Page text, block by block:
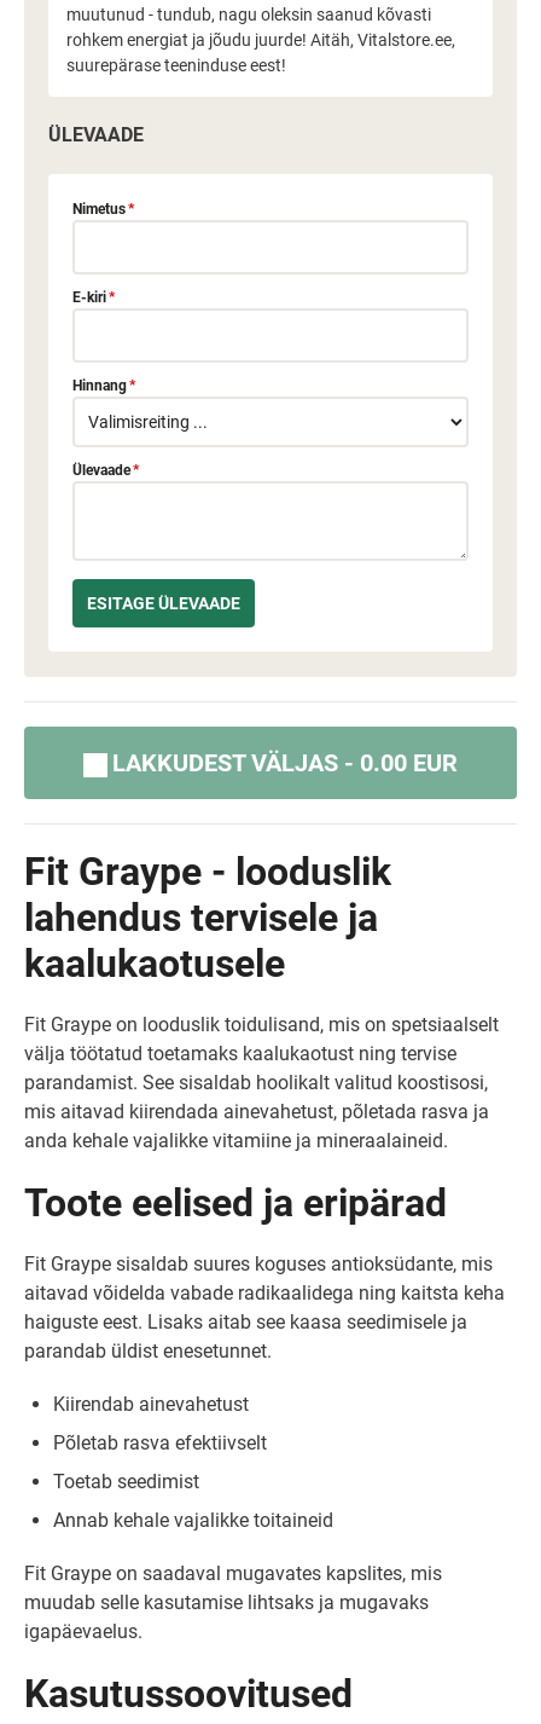
muutunud - tundub, nagu oleksin saanud kõvasti
rohkem energiat ja jõudu juurde! Aitäh, Vitalstore.ee,
suurepärase teeninduse eest!
ÜLEVAADE
Nimetus*
E-kiri*
Hinnang*
Ülevaade*
LAKKUDEST VÄLJAS - 0.00 EUR
Fit Graype - looduslik
lahendus tervisele ja
kaalukaotusele
Fit Graype on looduslik toidulisand, mis on spetsiaalselt
välja töötatud toetamaks kaalukaotust ning tervise
parandamist. See sisaldab hoolikalt valitud koostisosi,
mis aitavad kiirendada ainevahetust, põletada rasva ja
anda kehale vajalikke vitamiine ja mineraalaineid.
Toote eelised ja eripärad
Fit Graype sisaldab suures koguses antioksüdante, mis
aitavad võidelda vabade radikaalidega ning kaitsta keha
haiguste eest. Lisaks aitab see kaasa seedimisele ja
parandab üldist enesetunnet.
Kiirendab ainevahetust
Põletab rasva efektiivselt
Toetab seedimist
Annab kehale vajalikke toitaineid
Fit Graype on saadaval mugavates kapslites, mis
muudab selle kasutamise lihtsaks ja mugavaks
igapäevaelus.
Kasutussoovitused